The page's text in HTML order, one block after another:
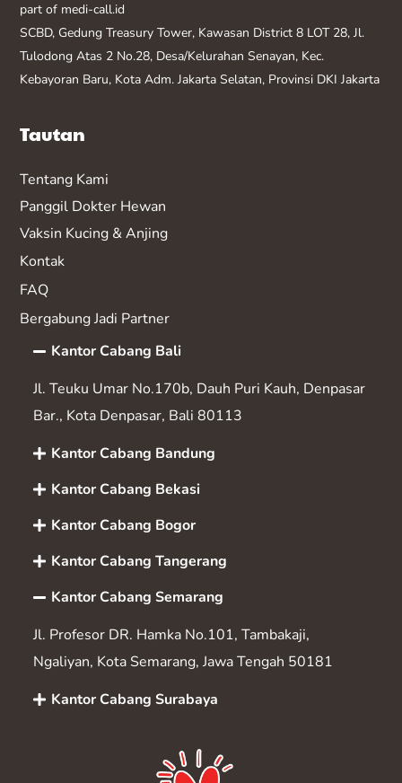
part of medi-call.id
SCBD, Gedung Treasury Tower, Kawasan District 8 LOT 28, Jl.
Tulodong Atas 2 No.28, Desa/Kelurahan Senayan, Kec.
Kebayoran Baru, Kota Adm. Jakarta Selatan, Provinsi DKI Jakarta
Tautan
Tentang Kami
Panggil Dokter Hewan
Vaksin Kucing & Anjing
Kontak
FAQ
Bergabung Jadi Partner
Kantor Cabang Bali
Jl. Teuku Umar No.170b, Dauh Puri Kauh, Denpasar
Bar., Kota Denpasar, Bali 80113
Kantor Cabang Bandung
Kantor Cabang Bekasi
Kantor Cabang Bogor
Kantor Cabang Tangerang
Kantor Cabang Semarang
Jl. Profesor DR. Hamka No.101, Tambakaji,
Ngaliyan, Kota Semarang, Jawa Tengah 50181
Kantor Cabang Surabaya